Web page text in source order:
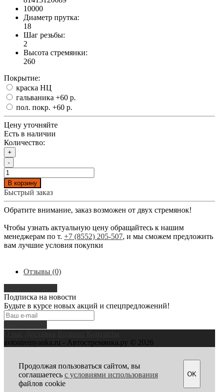
10000
Диаметр прутка:
18
Шаг резьбы:
2
Высота стремянки:
260
Покрытие:
краска НЦ
гальваника +60 р.
пол. покр. +60 р.
Цену уточняйте
Есть в наличии
Количество:
+
-
В корзину
Быстрый заказ
Обратите внимание, заказ возможен от двух стремянок!
Чтобы узнать актуальную цену обращайтесь к нашим
менеджерам по т. +7 (8552) 205-507, и мы сможем предложить
вам лучшие условия покупки
Отзывы (0)
Подписка на новости
Будьте в курсе новых акций и спецпредложений!
avtostremyanka.ru - Автостремянка.ру © 2026
Продолжая пользоваться сайтом, вы
соглашаетесь с условиями использования
файлов cookie
OK